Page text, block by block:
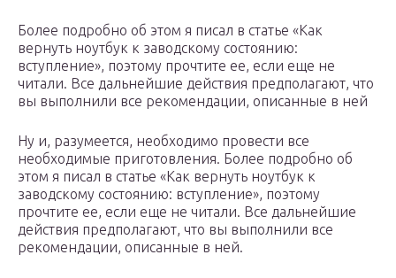
Более подробно об этом я писал в статье «Как
вернуть ноутбук к заводскому состоянию:
вступление», поэтому прочтите ее, если еще не
читали. Все дальнейшие действия предполагают, что
вы выполнили все рекомендации, описанные в ней
Ну и, разумеется, необходимо провести все
необходимые приготовления. Более подробно об
этом я писал в статье «Как вернуть ноутбук к
заводскому состоянию: вступление», поэтому
прочтите ее, если еще не читали. Все дальнейшие
действия предполагают, что вы выполнили все
рекомендации, описанные в ней.